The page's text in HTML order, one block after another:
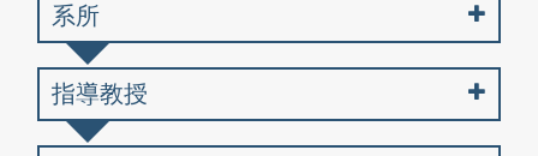
系所
指導教授